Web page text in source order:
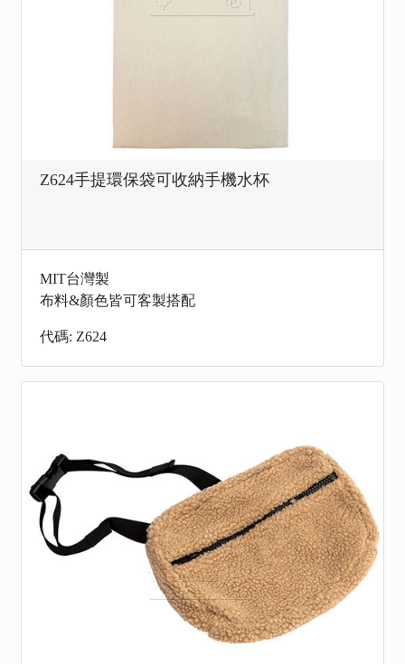
Z624手提環保袋可收納手機水杯
MIT台灣製
布料&顏色皆可客製搭配
代碼: Z624